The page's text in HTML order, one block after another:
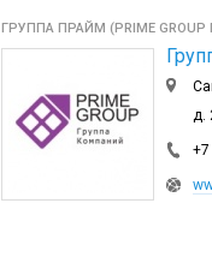
ГРУППА ПРАЙМ (PRIME
д.
+7